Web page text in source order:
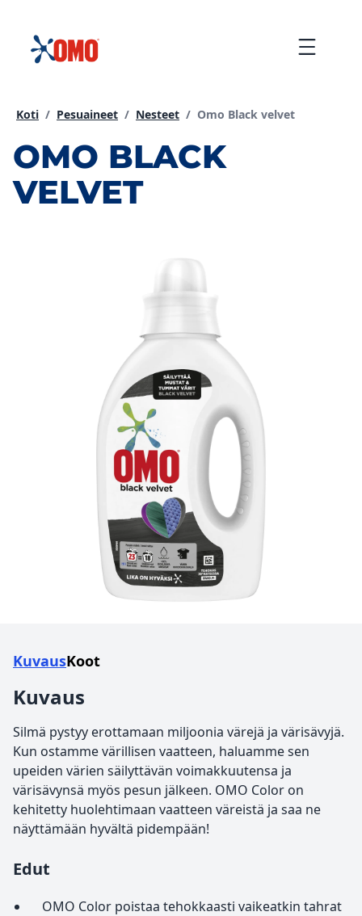
Koti / Pesuaineet / Nesteet / Current page:
Omo Black velvet
OMO BLACK
VELVET
KuvausKoot
Kuvaus
Silmä pystyy erottamaan miljoonia värejä ja värisävyjä.
Kun ostamme värillisen vaatteen, haluamme sen
upeiden värien säilyttävän voimakkuutensa ja
värisävynsä myös pesun jälkeen. OMO Color on
kehitetty huolehtimaan vaatteen väreistä ja saa ne
näyttämään hyvältä pidempään!
Edut
OMO Color poistaa tehokkaasti vaikeatkin tahrat